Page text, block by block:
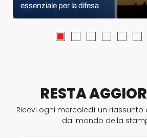
essenziale per la difesa
RESTA
Ricevi ogni mercoledì un riassunto
dal mondo della